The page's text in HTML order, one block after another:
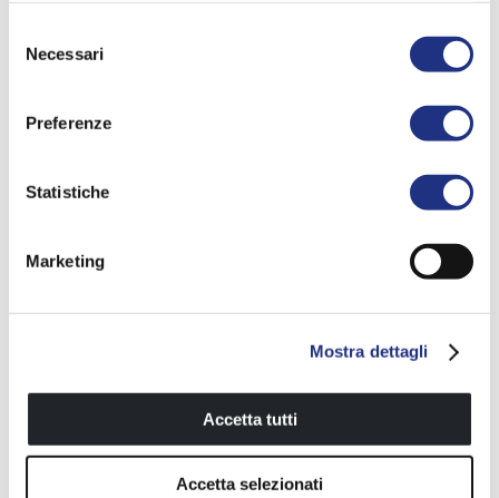
delNecessari
Preferenze
Statistiche
Marketing
Mostra dettagli
Accetta tutti
Accetta selezionati